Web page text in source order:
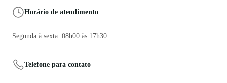
Horário de atendimento
Segunda à sexta: 08h00 às 17h30
Telefone para contato